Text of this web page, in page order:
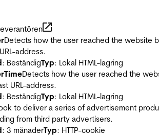
Detects how the user reached the website
address.
: BeständigTyp: Lokal HTML-lagring
Detects how the user reached the
URL-address.
: BeständigTyp: Lokal HTML-lagring
to deliver a series of advertisement
from third party advertisers.
: 3 månaderTyp: HTTP-cookie